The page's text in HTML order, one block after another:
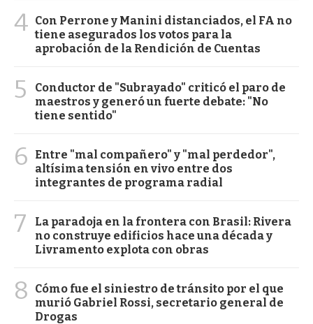
4 Con Perrone y Manini distanciados, el FA no
tiene asegurados los votos para la
aprobación de la Rendición de Cuentas
5
Conductor de "Subrayado" criticó el paro de
maestros y generó un fuerte debate: "No
tiene sentido"
6
Entre "mal compañero" y "mal perdedor",
altísima tensión en vivo entre dos
integrantes de programa radial
7
La paradoja en la frontera con Brasil: Rivera
no construye edificios hace una década y
Livramento explota con obras
8
Cómo fue el siniestro de tránsito por el que
murió Gabriel Rossi, secretario general de
Drogas